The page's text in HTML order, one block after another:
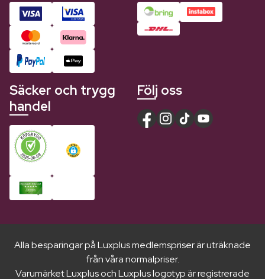
Säcker och trygg
handel
Följ oss
Alla besparingar på Luxplus medlemspriser är uträknade
från våra normalpriser.
Varumärket Luxplus och Luxplus logotyp är registrerade